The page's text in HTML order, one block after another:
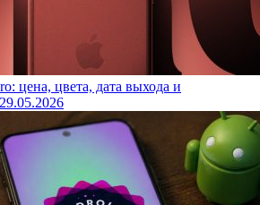
цена, цвета, дата выхода и
29.05.2026